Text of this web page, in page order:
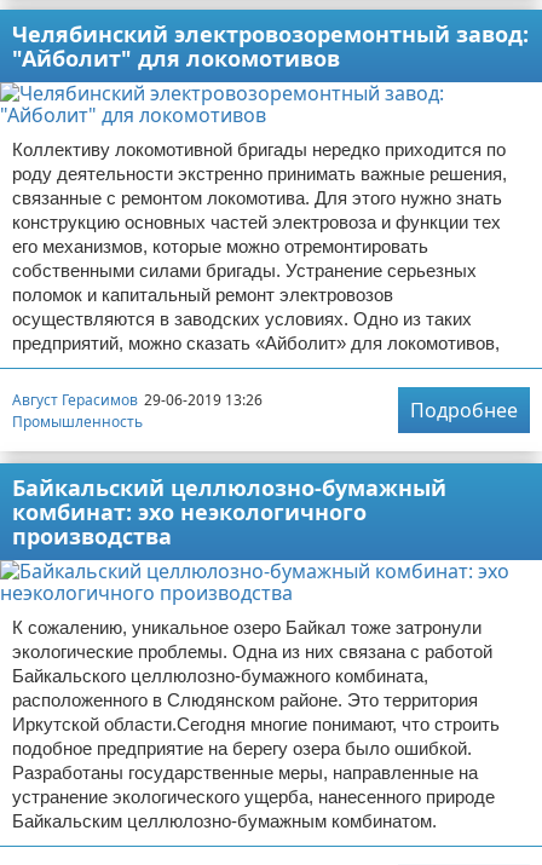
Челябинский электровозоремонтный завод:
"Айболит" для локомотивов
Коллективу локомотивной бригады нередко приходится по
роду деятельности экстренно принимать важные решения,
связанные с ремонтом локомотива. Для этого нужно знать
конструкцию основных частей электровоза и функции тех
его механизмов, которые можно отремонтировать
собственными силами бригады. Устранение серьезных
поломок и капитальный ремонт электровозов
осуществляются в заводских условиях. Одно из таких
предприятий, можно сказать «Айболит» для локомотивов,
Август Герасимов 29-06-2019 13:26
Промышленность
Подробнее
Байкальский целлюлозно-бумажный
комбинат: эхо неэкологичного
производства
К сожалению, уникальное озеро Байкал тоже затронули
экологические проблемы. Одна из них связана с работой
Байкальского целлюлозно-бумажного комбината,
расположенного в Слюдянском районе. Это территория
Иркутской области.Сегодня многие понимают, что строить
подобное предприятие на берегу озера было ошибкой.
Разработаны государственные меры, направленные на
устранение экологического ущерба, нанесенного природе
Байкальским целлюлозно-бумажным комбинатом.